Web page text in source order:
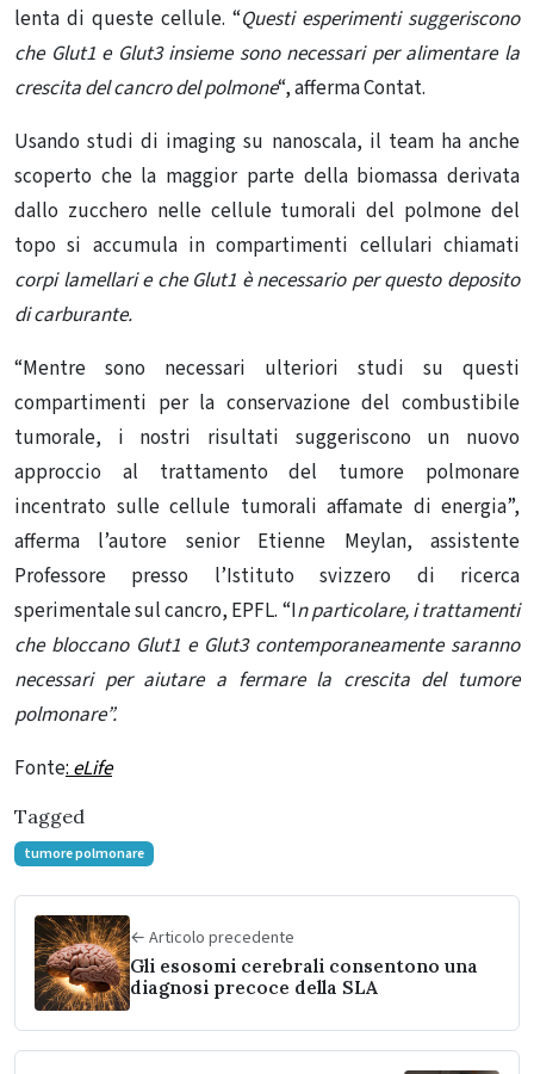
lenta di queste cellule. “Questi esperimenti suggeriscono
che Glut1 e Glut3 insieme sono necessari per alimentare la
crescita del cancro del polmone“, afferma Contat.
Usando studi di imaging su nanoscala, il team ha anche
scoperto che la maggior parte della biomassa derivata
dallo zucchero nelle cellule tumorali del polmone del
topo si accumula in compartimenti cellulari chiamati
corpi lamellari e che Glut1 è necessario per questo deposito
di carburante.
“Mentre sono necessari ulteriori studi su questi
compartimenti per la conservazione del combustibile
tumorale, i nostri risultati suggeriscono un nuovo
approccio al trattamento del tumore polmonare
incentrato sulle cellule tumorali affamate di energia”,
afferma l’autore senior Etienne Meylan, assistente
Professore presso l’Istituto svizzero di ricerca
sperimentale sul cancro, EPFL. “In particolare, i trattamenti
che bloccano Glut1 e Glut3 contemporaneamente saranno
necessari per aiutare a fermare la crescita del tumore
polmonare”.
Fonte: eLife
Tagged
tumore polmonare
← Articolo precedente
Gli esosomi cerebrali consentono una
diagnosi precoce della SLA